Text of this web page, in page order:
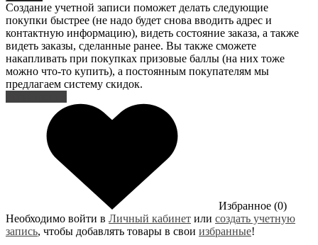
Создание учетной записи поможет делать следующие
покупки быстрее (не надо будет снова вводить адрес и
контактную информацию), видеть состояние заказа, а также
видеть заказы, сделанные ранее. Вы также сможете
накапливать при покупках призовые баллы (на них тоже
можно что-то купить), а постоянным покупателям мы
предлагаем систему скидок.
Избранное (0)
Необходимо войти в Личный кабинет или создать учетную
запись, чтобы добавлять товары в свои избранные!